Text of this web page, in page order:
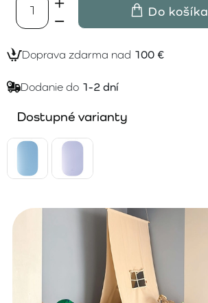
Do košíka
Doprava zdarma nad 100 €
Dodanie do 1-2 dní
Dostupné varianty